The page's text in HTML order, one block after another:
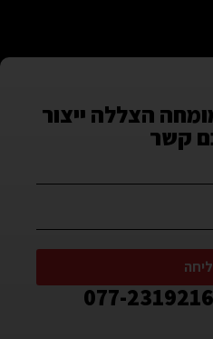
הצללה ייצור
קשר